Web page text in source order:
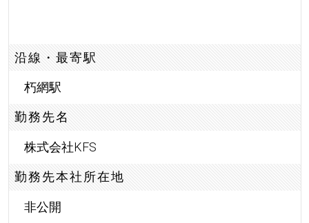
沿線・最寄駅
朽網駅
勤務先名
株式会社KFS
勤務先本社所在地
非公開